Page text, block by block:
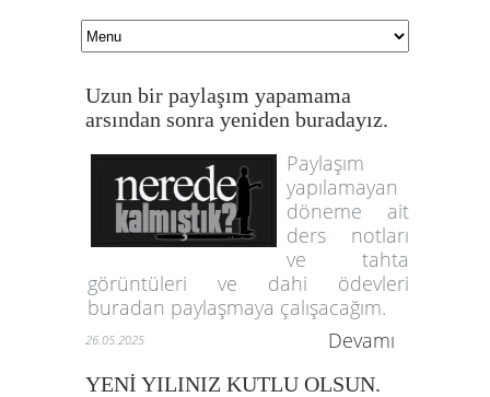
Uzun bir paylaşım yapamama
arsından sonra yeniden buradayız.
Paylaşım
yapılamayan
döneme ait
ders notları
ve tahta
görüntüleri ve dahi ödevleri
buradan paylaşmaya çalışacağım.
26.05.2025 Devamı
YENİ YILINIZ KUTLU OLSUN.